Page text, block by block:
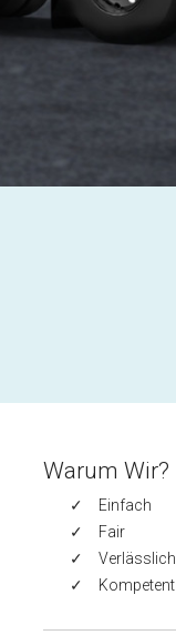
Warum Wir?
Einfach
Fair
Verlässlich
Kompetent